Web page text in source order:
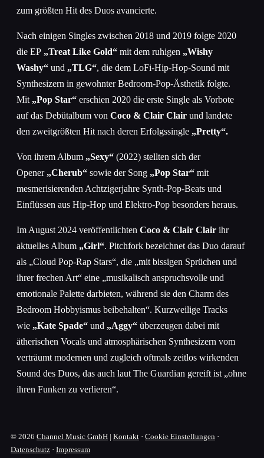
zum größten Hit des Duos avancierte.
Nach einigen Singles zwischen 2018 und 2019 folgte 2020
die EP „Treat Like Gold“ mit dem ruhigen „Wishy
Washy“ und „TLG“, die dem LoFi-Hip-Hop-Sound mit
Synthesizern in gewohnter Bedroom-Pop-Ästhetik folgte.
Mit „Pop Star“ erschien 2020 die erste Single als Vorbote
auf das Debütalbum von Coco & Clair Clair und landete
den zweitgrößten Hit nach deren Erfolgssingle „Pretty“.
Von ihrem Album „Sexy“ (2022) stellten sich der
Opener „Cherub“ sowie der Song „Pop Star“ mit
mesmerisierenden Achtzigerjahre Synth-Pop-Beats und
Einflüssen aus Hip-Hop und Elektro-Pop besonders heraus.
Im August 2024 veröffentlichten Coco & Clair Clair ihr
aktuelles Album „Girl“. Pitchfork bezeichnet das Duo darauf
als „Cloud Pop-Rap Stars“, die „mit bissigen Sprüchen und
ihrer frechen Art“ eine „musikalisch anspruchsvolle und
emotionale Palette darbieten, während sie den Charm des
Bedroom Hobbyismus beibehalten“. Kurzweilige Tracks
wie „Kate Spade“ und „Aggy“ überzeugen dabei mit
ätherischen Vocals und atmosphärischen Synthesizern vom
verträumt modernen und zugleich oftmals zeitlos wirkenden
Sound des Duos, das auch laut The Guardian gereift ist „ohne
ihren Funken zu verlieren“.
© 2026 Channel Music GmbH | Kontakt · Cookie Einstellungen ·
Datenschutz · Impressum